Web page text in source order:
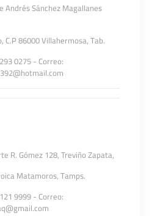
Andrés Sánchez Magallanes
C.P 86000 Villahermosa, Tab.
0275 - Correo:
R. Gómez 128, Treviño Zapata,
Matamoros, Tamps.
9999 - Correo: